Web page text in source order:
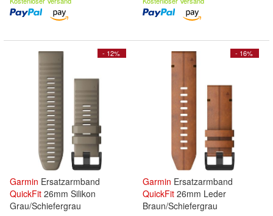
- 12%
Garmin Ersatzarmband
QuickFit 26mm Silikon
Grau/Schiefergrau
- 16%
Garmin Ersatzarmband
QuickFit 26mm Leder
Braun/Schiefergrau